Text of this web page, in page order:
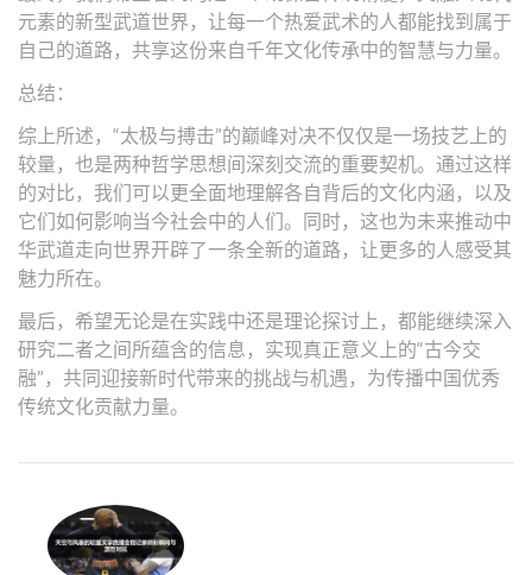
元素的新型武道世界，让每一个热爱武术的人都能找到属于
自己的道路，共享这份来自千年文化传承中的智慧与力量。
总结：
综上所述，“太极与搏击”的巅峰对决不仅仅是一场技艺上的
较量，也是两种哲学思想间深刻交流的重要契机。通过这样
的对比，我们可以更全面地理解各自背后的文化内涵，以及
它们如何影响当今社会中的人们。同时，这也为未来推动中
华武道走向世界开辟了一条全新的道路，让更多的人感受其
魅力所在。
最后，希望无论是在实践中还是理论探讨上，都能继续深入
研究二者之间所蕴含的信息，实现真正意义上的“古今交
融”，共同迎接新时代带来的挑战与机遇，为传播中国优秀
传统文化贡献力量。